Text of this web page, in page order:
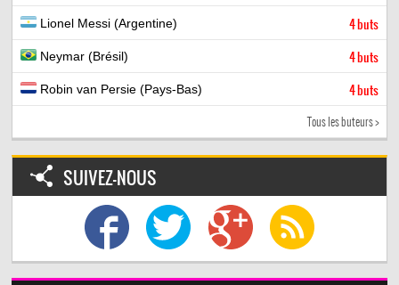
Lionel Messi (Argentine) 4 buts
Neymar (Brésil) 4 buts
Robin van Persie (Pays-Bas) 4 buts
Tous les buteurs >
SUIVEZ-NOUS